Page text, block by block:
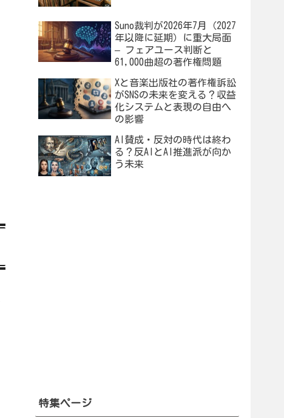
Suno裁判が2026年7月（2027
年以降に延期）に重大局面
– フェアユース判断と
61,000曲超の著作権問題
Xと音楽出版社の著作権訴訟
がSNSの未来を変える？収益
化システムと表現の自由へ
の影響
AI賛成・反対の時代は終わ
る？反AIとAI推進派が向か
う未来
特集ページ